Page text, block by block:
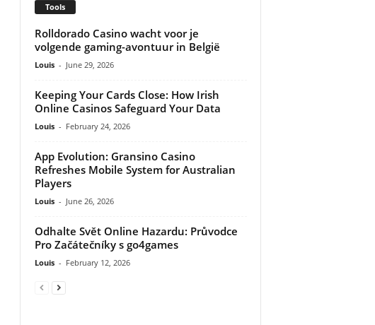
Tools
Rolldorado Casino wacht voor je
volgende gaming-avontuur in België
Louis - June 29, 2026
Keeping Your Cards Close: How Irish
Online Casinos Safeguard Your Data
Louis - February 24, 2026
App Evolution: Gransino Casino
Refreshes Mobile System for Australian
Players
Louis - June 26, 2026
Odhalte Svět Online Hazardu: Průvodce
Pro Začátečníky s go4games
Louis - February 12, 2026